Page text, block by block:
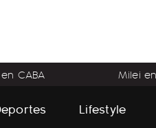
CABA Milei
Lifestyle